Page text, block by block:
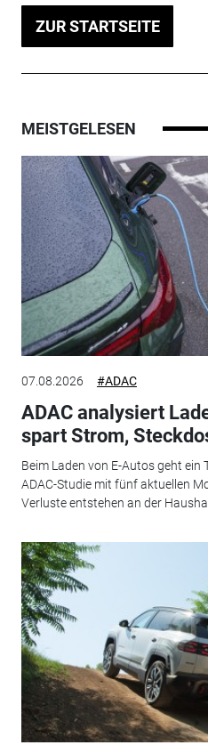
ZUR STARTSEITE
MEISTGELESEN
07.08.2026 #ADAC
ADAC analysiert
spart Strom,
Beim Laden von E-Autos geht ein
ADAC-Studie mit fünf aktuellen
Verluste entstehen an der